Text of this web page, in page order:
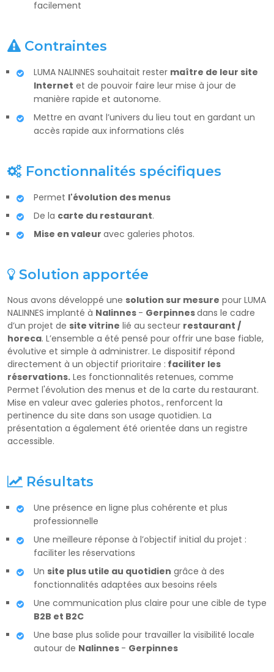
facilement
Contraintes
LUMA NALINNES souhaitait rester maître de leur site
Internet et de pouvoir faire leur mise à jour de
manière rapide et autonome.
Mettre en avant l’univers du lieu tout en gardant un
accès rapide aux informations clés
Fonctionnalités spécifiques
Permet l'évolution des menus
De la carte du restaurant.
Mise en valeur avec galeries photos.
Solution apportée
Nous avons développé une solution sur mesure pour LUMA
NALINNES implanté à Nalinnes - Gerpinnesdans le cadre
d’un projet de site vitrine lié au secteur restaurant /
horeca. L’ensemble a été pensé pour offrir une base fiable,
évolutive et simple à administrer. Le dispositif répond
directement à un objectif prioritaire : faciliter les
réservations. Les fonctionnalités retenues, comme
Permet l'évolution des menus et de la carte du restaurant.
Mise en valeur avec galeries photos., renforcent la
pertinence du site dans son usage quotidien. La
présentation a également été orientée dans un registre
accessible.
Résultats
Une présence en ligne plus cohérente et plus
professionnelle
Une meilleure réponse à l’objectif initial du projet :
faciliter les réservations
Un site plus utile au quotidien grâce à des
fonctionnalités adaptées aux besoins réels
Une communication plus claire pour une cible de type
B2B et B2C
Une base plus solide pour travailler la visibilité locale
autour de Nalinnes - Gerpinnes